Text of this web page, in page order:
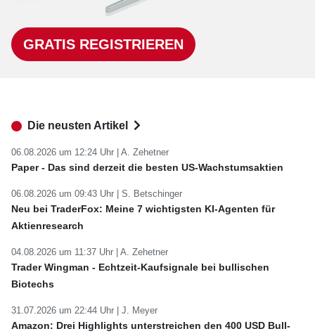
GRATIS REGISTRIEREN
Die neusten Artikel
06.08.2026 um 12:24 Uhr | A. Zehetner
Paper - Das sind derzeit die besten US-Wachstumsaktien
06.08.2026 um 09:43 Uhr | S. Betschinger
Neu bei TraderFox: Meine 7 wichtigsten KI-Agenten für
Aktienresearch
04.08.2026 um 11:37 Uhr | A. Zehetner
Trader Wingman - Echtzeit-Kaufsignale bei bullischen
Biotechs
31.07.2026 um 22:44 Uhr | J. Meyer
Amazon: Drei Highlights unterstreichen den 400 USD Bull-